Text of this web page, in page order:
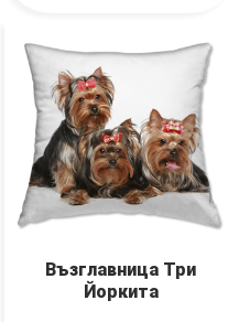
Възглавница Три
Йоркита